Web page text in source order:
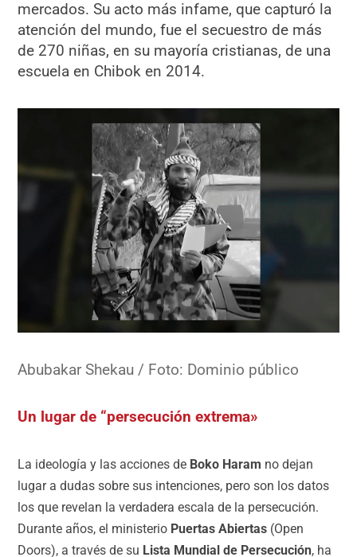
mercados. Su acto más infame, que capturó la
atención del mundo, fue el secuestro de más
de 270 niñas, en su mayoría cristianas, de una
escuela en Chibok en 2014.
Abubakar Shekau / Foto: Dominio público
Un lugar de “persecución extrema»
La ideología y las acciones de Boko Haram no dejan
lugar a dudas sobre sus intenciones, pero son los datos
los que revelan la verdadera escala de la persecución.
Durante años, el ministerio Puertas Abiertas (Open
Doors), a través de su Lista Mundial de Persecución, ha